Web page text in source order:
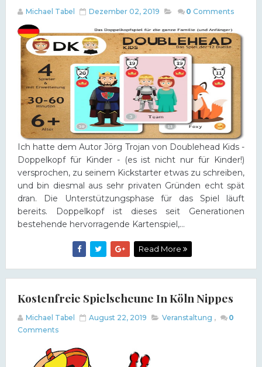
Michael Tabel Dezember 02, 2019 0 Comments
Ich hatte dem Autor Jörg Trojan von Doublehead Kids -
Doppelkopf für Kinder - (es ist nicht nur für Kinder!)
versprochen, zu seinem Kickstarter etwas zu schreiben,
und bin diesmal aus sehr privaten Gründen echt spät
dran. Die Unterstützungsphase für das Spiel läuft
bereits. Doppelkopf ist dieses seit Generationen
bestehende hervorragende Kartenspiel,...
Read More
Kostenfreie Spielscheune In Köln Nippes
Michael Tabel August 22, 2019 Veranstaltung ,
0
Comments